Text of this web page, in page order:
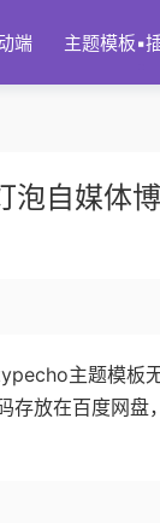
端 主题模板▪
自媒体
主题模板
放在百度网